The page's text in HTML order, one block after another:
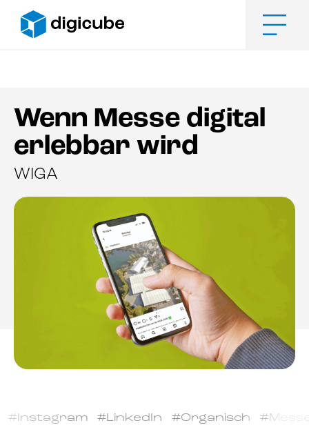
Inhalt
Wenn Messe digital
erlebbar wird
WIGA
#LinkedIn #Organisch